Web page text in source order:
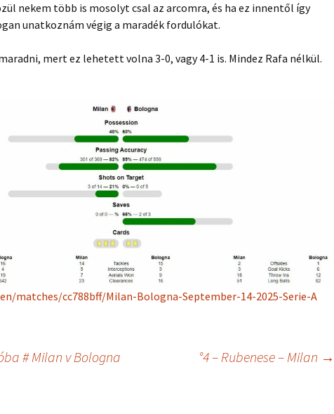
nekem több is mosolyt csal az arcomra, és ha ez innentől így
unatkoznám végig a maradék fordulókat.
mert ez lehetett volna 3-0, vagy 4-1 is. Mindez Rafa nélkül.
matches/cc788bff/Milan-Bologna-September-14-2025-Serie-A
# Milan v Bologna °4 – Rubenese – Milan →